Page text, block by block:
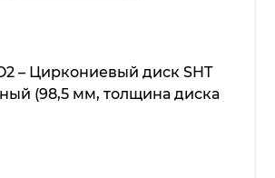
– Циркониевый диск SHT
(98,5 мм, толщина диска